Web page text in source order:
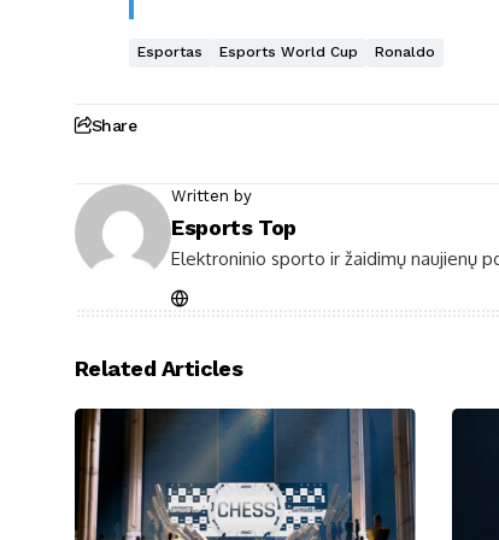
Esportas Esports World Cup Ronaldo
Share
Written by
Esports Top
Elektroninio sporto ir žaidimų naujienų
Related Articles